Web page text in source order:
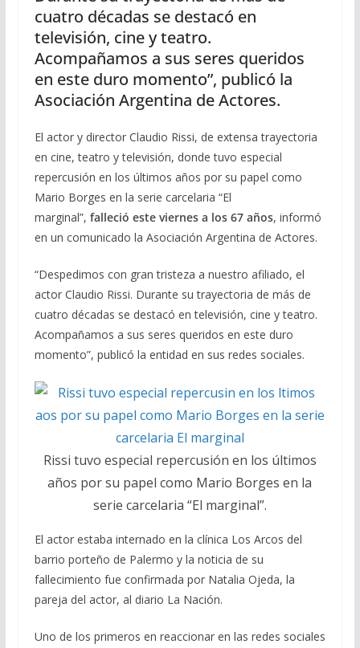
cuatro décadas se destacó en
televisión, cine y teatro.
Acompañamos a sus seres queridos
en este duro momento”, publicó la
Asociación Argentina de Actores.
El actor y director Claudio Rissi, de extensa trayectoria
en cine, teatro y televisión, donde tuvo especial
repercusión en los últimos años por su papel como
Mario Borges en la serie carcelaria “El
marginal”, falleció este viernes a los 67 años, informó
en un comunicado la Asociación Argentina de Actores.
“Despedimos con gran tristeza a nuestro afiliado, el
actor Claudio Rissi. Durante su trayectoria de más de
cuatro décadas se destacó en televisión, cine y teatro.
Acompañamos a sus seres queridos en este duro
momento”, publicó la entidad en sus redes sociales.
Rissi tuvo especial repercusión en los últimos
años por su papel como Mario Borges en la
serie carcelaria “El marginal”.
El actor estaba internado en la clínica Los Arcos del
barrio porteño de Palermo y la noticia de su
fallecimiento fue confirmada por Natalia Ojeda, la
pareja del actor, al diario La Nación.
Uno de los primeros en reaccionar en las redes sociales